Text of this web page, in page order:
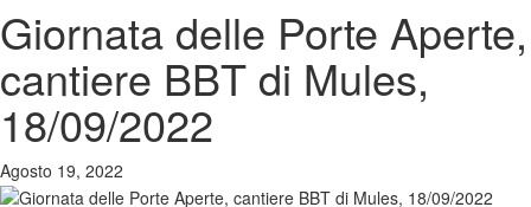
Giornata delle Porte Aperte,
cantiere BBT di Mules,
18/09/2022
Agosto 19, 2022